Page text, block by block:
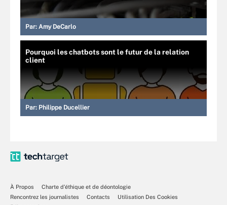
Par: Amy DeCarlo
Pourquoi les chatbots sont le futur de la relation
client
Par: Philippe Ducellier
À Propos
Charte d’éthique et de déontologie
Rencontrez les journalistes
Contacts
Utilisation Des Cookies